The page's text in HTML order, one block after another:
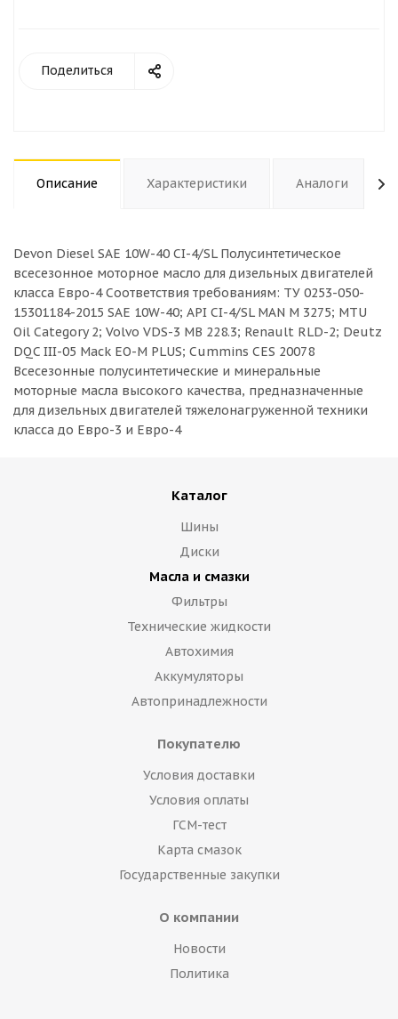
Поделиться
Описание Характеристики Аналоги
Devon Diesel SAE 10W-40 CI-4/SL Полусинтетическое
всесезонное моторное масло для дизельных двигателей
класса Евро-4 Соответствия требованиям: ТУ 0253-050-
15301184-2015 SAE 10W-40; API CI-4/SL MAN M 3275; MTU
Oil Category 2; Volvo VDS-3 MB 228.3; Renault RLD-2; Deutz
DQC III-05 Mack EO-M PLUS; Cummins CES 20078
Всесезонные полусинтетические и минеральные
моторные масла высокого качества, предназначенные
для дизельных двигателей тяжелонагруженной техники
класса до Евро-3 и Евро-4
Каталог
Шины
Диски
Масла и смазки
Фильтры
Технические жидкости
Автохимия
Аккумуляторы
Автопринадлежности
Покупателю
Условия доставки
Условия оплаты
ГСМ-тест
Карта смазок
Государственные закупки
О компании
Новости
Политика